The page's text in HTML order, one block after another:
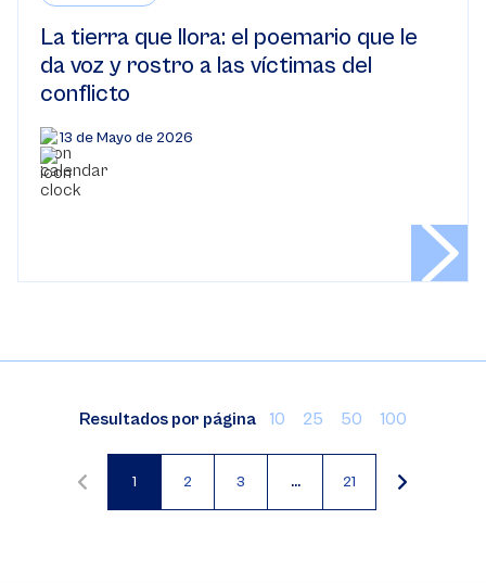
La tierra que llora: el poemario que le
da voz y rostro a las víctimas del
conflicto
13 de Mayo de 2026
Resultados por página 10 25 50 100
Página
1
Página
2
Página
3 … 21